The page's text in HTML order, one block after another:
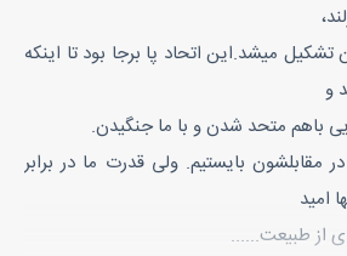
تشکیل میشد.این اتحاد پا برجا بود تا اینکه
و
باهم متحد شدن و با ما جنگیدن.
مقابلشون بایستیم. ولی قدرت ما در برابر
امید
از طبیعت......